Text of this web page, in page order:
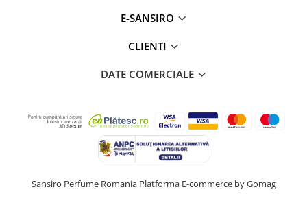
E-SANSIRO
CLIENTI
DATE COMERCIALE
Sansiro Perfume Romania Platforma E-commerce by Gomag